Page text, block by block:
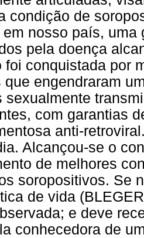
condição de
em nosso país,
pela doença
foi conquistada por
que engendraram
sexualmente
com garantias
anti-
Alcançou-se o
de melhores
soropositivos. Se
de vida
e deve
conhecedora de